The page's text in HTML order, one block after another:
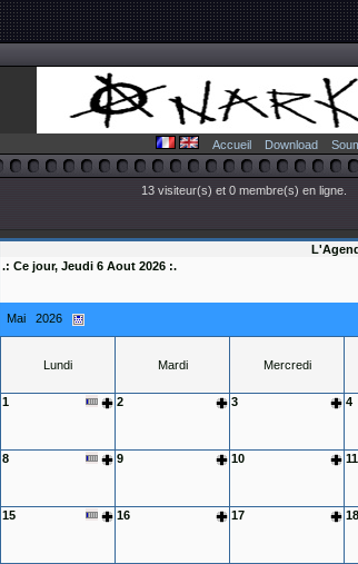
Accueil Download
13 visiteur(s) et 0 membre(s) en ligne.
.: Ce jour, Jeudi 6 Aout 2026 :.
Mai 2026
Lundi Mardi Mercredi
1 2 3 4
8 9 10 11
15 16 17 18